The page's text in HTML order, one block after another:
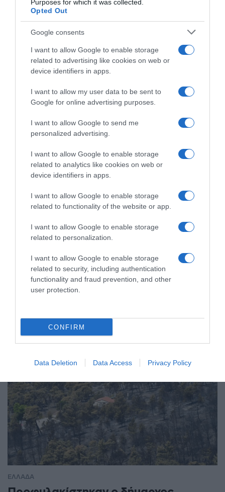
Purposes for which it was collected.
Opted Out
Google consents
I want to allow Google to enable storage
related to advertising like cookies on web or
device identifiers in apps.
I want to allow my user data to be sent to
Google for online advertising purposes.
I want to allow Google to send me
personalized advertising.
I want to allow Google to enable storage
related to analytics like cookies on web or
device identifiers in apps.
I want to allow Google to enable storage
related to functionality of the website or app.
I want to allow Google to enable storage
related to personalization.
I want to allow Google to enable storage
related to security, including authentication
functionality and fraud prevention, and other
user protection.
CONFIRM
Data Deletion Data Access Privacy Policy
ΕΛΛΑΔΑ
Δύο συλλήψεις για τις πυρκαγιές σε
Σκύρο και Λακωνία – Προκλήθηκαν
από γεννήτρια και ψησταριά
ΕΛΛΑΔΑ